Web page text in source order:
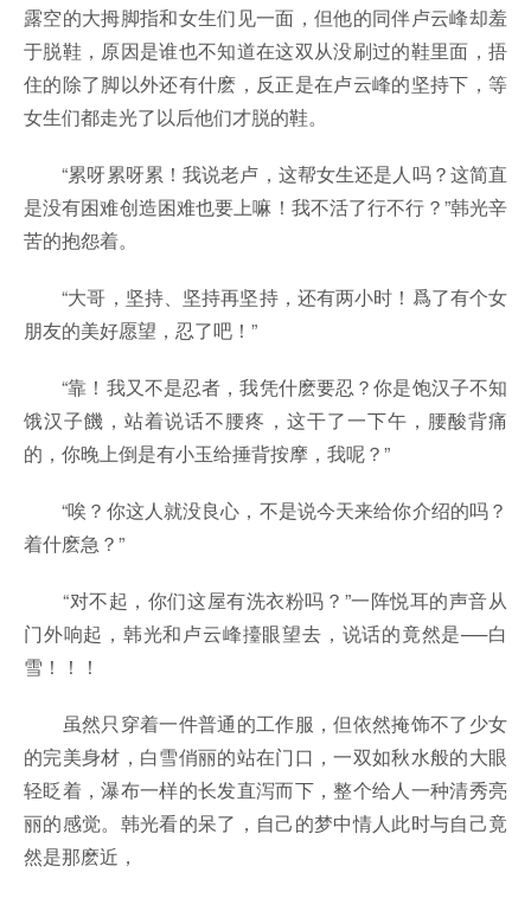
露空的大拇脚指和女生们见一面，但他的同伴卢云峰却羞
于脱鞋，原因是谁也不知道在这双从没刷过的鞋里面，捂
住的除了脚以外还有什麽，反正是在卢云峰的坚持下，等
女生们都走光了以后他们才脱的鞋。
“累呀累呀累！我说老卢，这帮女生还是人吗？这简直
是没有困难创造困难也要上嘛！我不活了行不行？”韩光辛
苦的抱怨着。
“大哥，坚持、坚持再坚持，还有两小时！爲了有个女
朋友的美好愿望，忍了吧！”
“靠！我又不是忍者，我凭什麽要忍？你是饱汉子不知
饿汉子饑，站着说话不腰疼，这干了一下午，腰酸背痛
的，你晚上倒是有小玉给捶背按摩，我呢？”
“唉？你这人就没良心，不是说今天来给你介绍的吗？
着什麽急？”
“对不起，你们这屋有洗衣粉吗？”一阵悦耳的声音从
门外响起，韩光和卢云峰擡眼望去，说话的竟然是──白
雪！！！
虽然只穿着一件普通的工作服，但依然掩饰不了少女
的完美身材，白雪俏丽的站在门口，一双如秋水般的大眼
轻眨着，瀑布一样的长发直泻而下，整个给人一种清秀亮
丽的感觉。韩光看的呆了，自己的梦中情人此时与自己竟
然是那麽近，